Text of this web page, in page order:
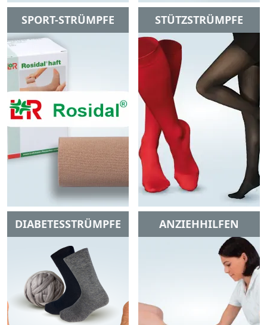
SPORT-STRÜMPFE STÜTZSTRÜMPFE
DIABETESSTRÜMPFE ANZIEHHILFEN